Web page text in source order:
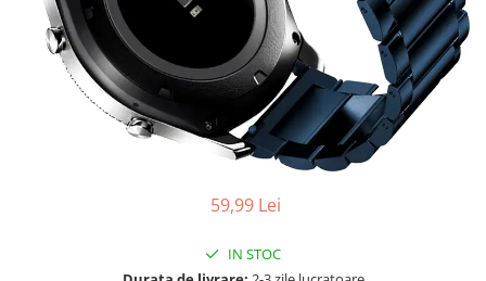
59,99 Lei
IN STOC